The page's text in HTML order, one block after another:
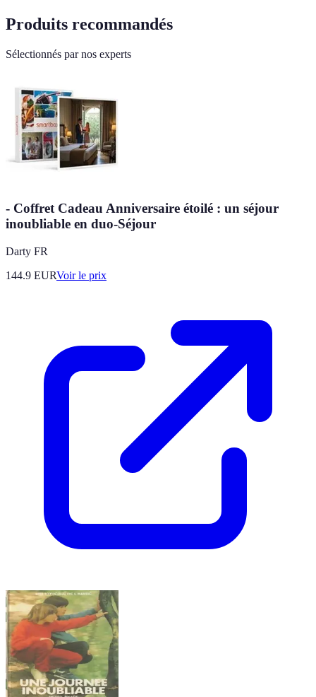
Produits recommandés
Sélectionnés par nos experts
- Coffret Cadeau Anniversaire étoilé : un séjour
inoubliable en duo-Séjour
Darty FR
144.9 EURVoir le prix